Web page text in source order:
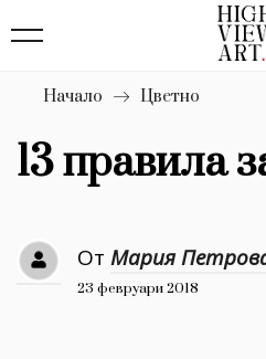
Бизнес
Мода
Dialogue
Изкуство
Красота
Начало Цветно
13 правила
От Мария
23 февруари 2018